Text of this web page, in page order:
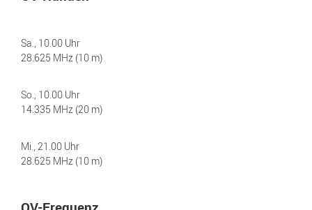
Sa., 10.00 Uhr
28.625 MHz (10 m)
So., 10.00 Uhr
14.335 MHz (20 m)
Mi., 21.00 Uhr
28.625 MHz (10 m)